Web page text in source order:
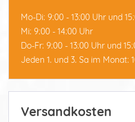
Mo-Di: 9:00 - 13:00 Uhr und
Mi: 9:00 - 14:00 Uhr
Do-Fr: 9:00 - 13:00 Uhr und
Jeden 1. und 3. Sa im Monat:
Versandkosten